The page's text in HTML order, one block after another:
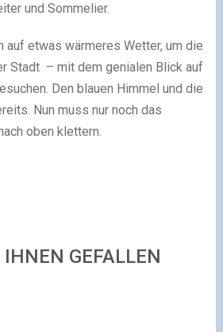
und Sommelier.
auf etwas wärmeres Wetter, um die
Stadt – mit dem genialen Blick auf
Den blauen Himmel und die
Nun muss nur noch das
oben klettern.
GEFALLEN